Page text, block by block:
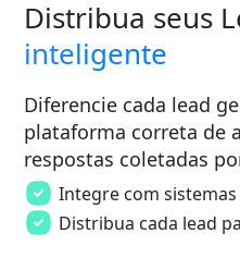
Distribua seus
inteligente
Diferencie cada lead
plataforma correta de
respostas coletadas
Integre com
Distribua cada lead